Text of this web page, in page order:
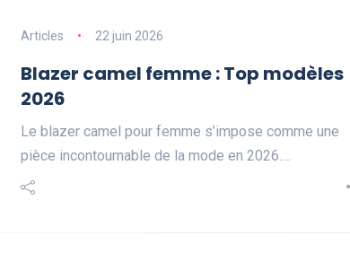
Articles 22 juin 2026
Blazer camel femme : Top modèles
2026
Le blazer camel pour femme s’impose comme une
pièce incontournable de la mode en 2026.…